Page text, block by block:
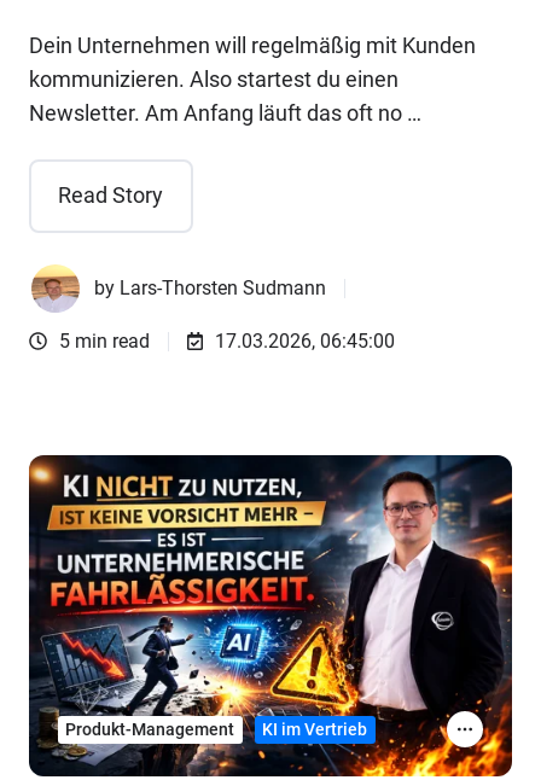
Dein Unternehmen will regelmäßig mit Kunden
kommunizieren. Also startest du einen
Newsletter. Am Anfang läuft das oft no …
Read Story
by Lars-Thorsten Sudmann
5 min read 17.03.2026, 06:45:00
Produkt-Management KI im Vertrieb